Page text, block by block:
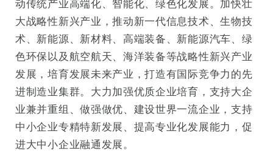
动传统产业高端化、智能化、绿色化发展。加快壮
大战略性新兴产业，推动新一代信息技术、生物技
术、新能源、新材料、高端装备、新能源汽车、绿
色环保以及航空航天、海洋装备等战略性新兴产业
发展，培育发展未来产业，打造有国际竞争力的先
进制造业集群。大力加强优质企业培育，支持大企
业兼并重组、做强做优、建设世界一流企业，支持
中小企业专精特新发展、提高专业化发展能力，促
进大中小企业融通发展。